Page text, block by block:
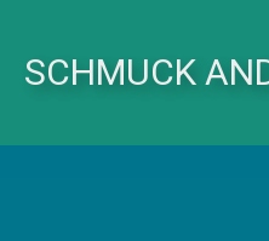
content
SCHMUCK